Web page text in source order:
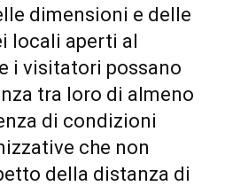
dimensioni e delle
locali aperti al
i visitatori possano
tra loro di almeno
di condizioni
che non
della distanza di